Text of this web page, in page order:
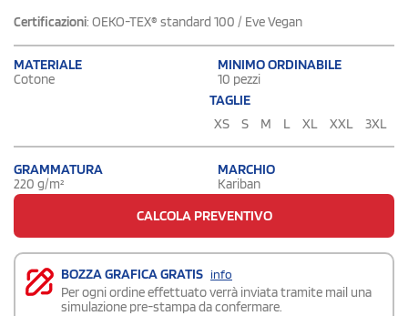
Certificazioni: OEKO-TEX® standard 100 / Eve Vegan
MATERIALE
Cotone
MINIMO ORDINABILE
10 pezzi
TAGLIE
XS
S M L XL XXL 3XL
GRAMMATURA
220 g/m²
MARCHIO
Kariban
CALCOLA PREVENTIVO
BOZZA GRAFICA GRATIS info
Per ogni ordine effettuato verrà inviata tramite mail una
simulazione pre-stampa da confermare.